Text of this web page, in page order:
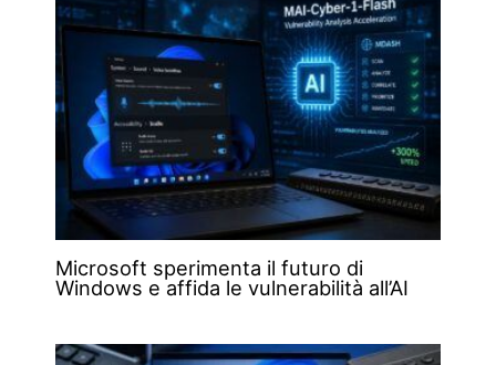
Microsoft sperimenta il futuro di
Windows e affida le vulnerabilità all’AI